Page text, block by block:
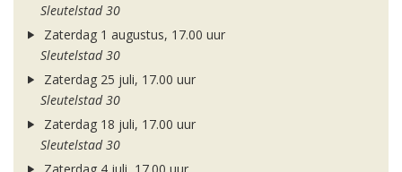
Sleutelstad 30
Zaterdag 1 augustus, 17.00 uur
Sleutelstad 30
Zaterdag 25 juli, 17.00 uur
Sleutelstad 30
Zaterdag 18 juli, 17.00 uur
Sleutelstad 30